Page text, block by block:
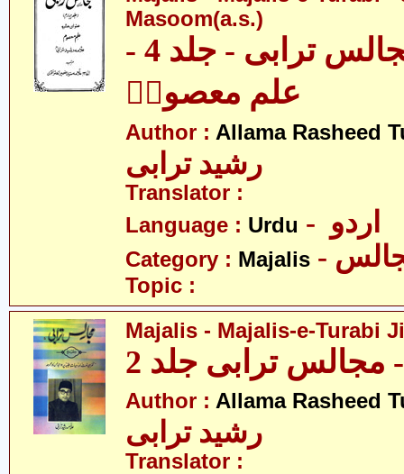
Masoom(a.s.)
مجالس - مجالس ترابی - جلد 4 -
علم معصومؑ
Author : Allama Rasheed
رشید ترابی
Translator :
Language : Urdu
Category : Majalis
Topic :
Majalis - Majalis-e-Turabi
ترابی جلد 2
Author : Allama Rasheed
رشید ترابی
Translator :